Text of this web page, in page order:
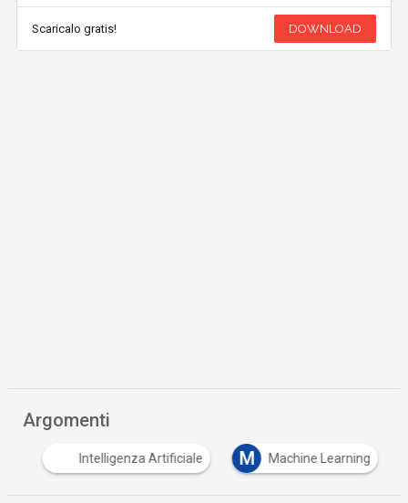
Scaricalo gratis! DOWNLOAD
Argomenti
Intelligenza Artificiale M Machine Learning